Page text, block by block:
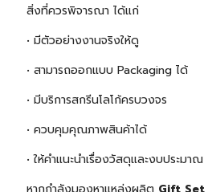
สิ่งที่ควรพิจารณา ได้แก่
• มีตัวอย่างงานจริงให้ดู
• สามารถออกแบบ Packaging ได้
• มีบริการสกรีนโลโก้ครบวงจร
• ควบคุมคุณภาพสินค้าได้
• ให้คำแนะนำเรื่องวัสดุและงบประมาณ